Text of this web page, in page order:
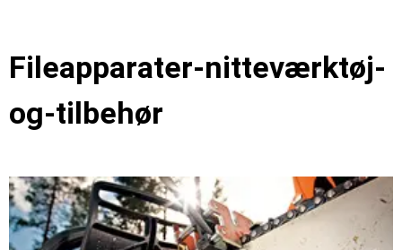
Fileapparater-nitteværktøj-
og-tilbehør